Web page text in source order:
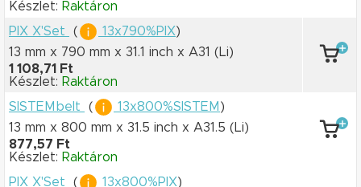
Készlet: Raktáron
PIX X'Set
( 13x790%PIX)
13 mm x 790 mm x 31.1 inch x A31 (Li)
1 108,71 Ft
Készlet: Raktáron
SISTEMbelt
( 13x800%SISTEM )
13 mm x 800 mm x 31.5 inch x A31.5 (Li)
877,57 Ft
Készlet: Raktáron
PIX X'Set
( 13x800%PIX)